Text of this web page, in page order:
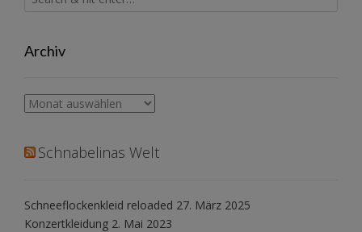
Archiv
Archiv
Schnabelinas Welt
Schneeflockenkleid reloaded 27. März 2025
Konzertkleidung 2. Mai 2023